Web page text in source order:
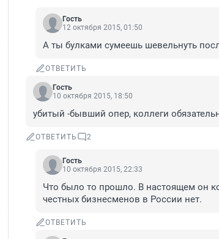
Гость
12 октября 2015, 01:50
А ты булками сумеешь шевельнуть
ОТВЕТИТЬ
Гость
10 октября 2015, 18:50
убитый -бывший опер, коллеги
ОТВЕТИТЬ 2
Гость
10 октября 2015, 22:33
Что было то прошло. В настоящем он
честных бизнесменов в России нет.
ОТВЕТИТЬ